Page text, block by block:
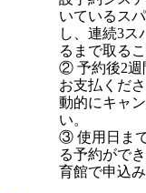
いているス
し、連続3ス
るまで取る
② 予約後2週
お支払くだ
動的にキャ
い。
③ 使用日ま
る予約がで
育館で申込